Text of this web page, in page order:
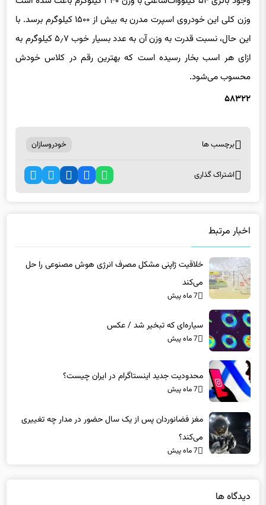
وزن کلی این خودروی اسپرت مدرن به بیش از ۱۵۰۰ کیلوگرم برسد. با
این حال، نسبت قدرت به وزن آن به عدد بسیار خوب ۵٫۷ کیلوگرم به
ازای هر اسب‌ بخار رسیده است که بهترین رقم در کلاس خودش
محسوب می‌شود.
۵۸۳۲۲
برچسب ها خودروسازان
اشتراک گذاری
اخبار مرتبط
خلاقیت ژاپنی مشکل مصرف انرژی هوش مصنوعی را حل
می‌کند
7 ماه پیش
سیاره‌ای که تبخیر شد / عکس
7 ماه پیش
محدودیت جدید اینستاگرام در ایران چیست؟
7 ماه پیش
مغز فضانوردان پس از یک سال حضور در مدار چه تغییری
می‌کند؟
7 ماه پیش
دیدگاه ها